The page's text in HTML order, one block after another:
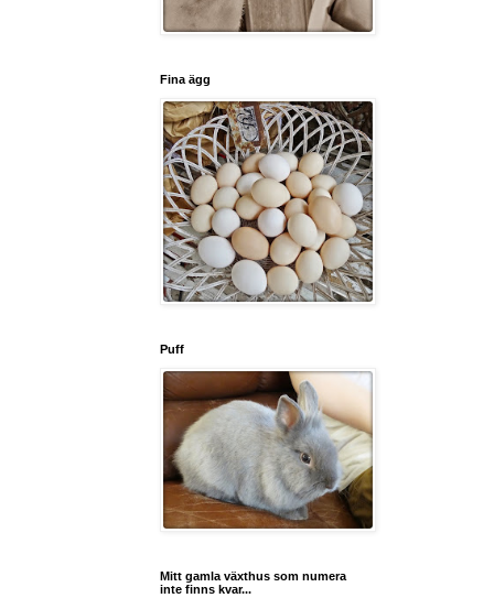
Fina ägg
Puff
Mitt gamla växthus som numera
inte finns kvar...